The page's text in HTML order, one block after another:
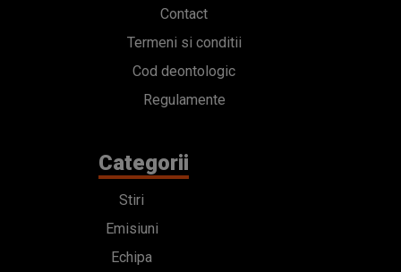
Contact
Termeni si conditii
Cod deontologic
Regulamente
Categorii
Stiri
Emisiuni
Echipa